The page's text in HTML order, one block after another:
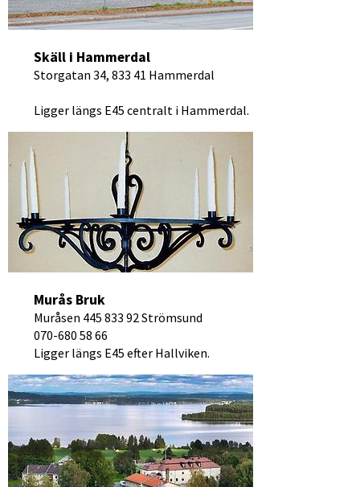
Skäll i Hammerdal
Storgatan 34, 833 41 Hammerdal
Ligger längs E45 centralt i Hammerdal.
Murås Bruk
Muråsen 445 833 92 Strömsund
070-680 58 66
Ligger längs E45 efter Hallviken.